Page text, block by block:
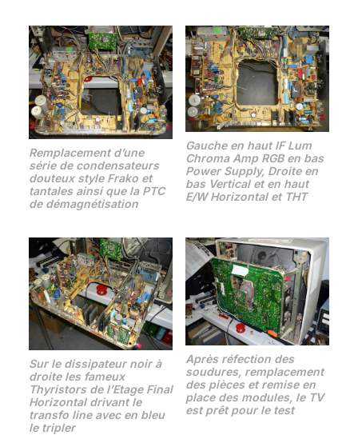
Remplacement d’une
série de condensateurs
douteux style Frako et
tantales ainsi que la PTC
de démagnétisation
Gauche en haut IF Lum
Chroma Amp RGB en bas
Power Supply, Droite en
bas Vertical et en haut
E/W Horizontal et THT
Sur le dissipateur noir à
droite les fameux
Thyristors de l’Etage Final
Horizontal drivant le
transfo line avec en bleu
le tripler
Après réfection des
soudures, remplacement
des pièces et remise en
place des modules, le TV
est prêt pour le test